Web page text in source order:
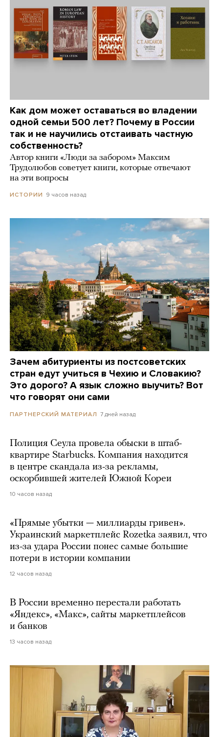
Как дом может оставаться во владении
одной семьи 500 лет? Почему в России
так и не научились отстаивать частную
собственность?
Автор книги «Люди за забором» Максим
Трудолюбов советует книги, которые отвечают
на эти вопросы
ИСТОРИИ 9 часов назад
Зачем абитуриенты из постсоветских
стран едут учиться в Чехию и Словакию?
Это дорого? А язык сложно выучить? Вот
что говорят они сами
ПАРТНЕРСКИЙ МАТЕРИАЛ 7 дней назад
Полиция Сеула провела обыски в штаб-
квартире Starbucks. Компания находится
в центре скандала из-за рекламы,
оскорбившей жителей Южной Кореи
10 часов назад
«Прямые убытки — миллиарды гривен».
Украинский маркетплейс Rozetka заявил, что
из-за удара России понес самые большие
потери в истории компании
12 часов назад
В России временно перестали работать
«Яндекс», «Макс», сайты маркетплейсов
и банков
13 часов назад